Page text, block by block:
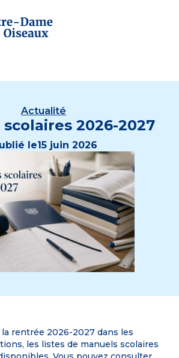
Actualité
2026-2027
le15 juin 2026
rentrée 2026-2027 dans les
les listes de manuels scolaires